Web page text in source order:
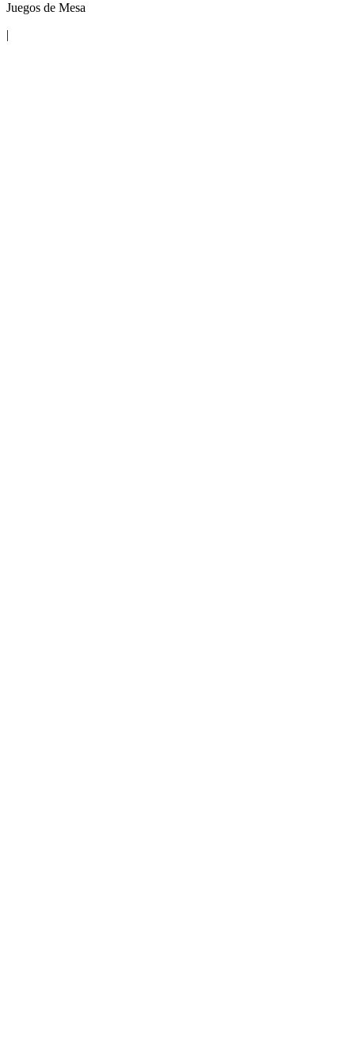
Juegos de Mesa
|